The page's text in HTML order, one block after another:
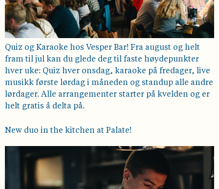
Quiz og Karaoke hos Vesper Bar! Fra august og helt
fram til jul kan du glede deg til faste høydepunkter
hver uke: Quiz hver onsdag, karaoke på fredager, live
musikk første lørdag i måneden og standup alle andre
lørdager. Alle arrangementer starter på kvelden og er
helt gratis å delta på.
New duo in the kitchen at Palate!